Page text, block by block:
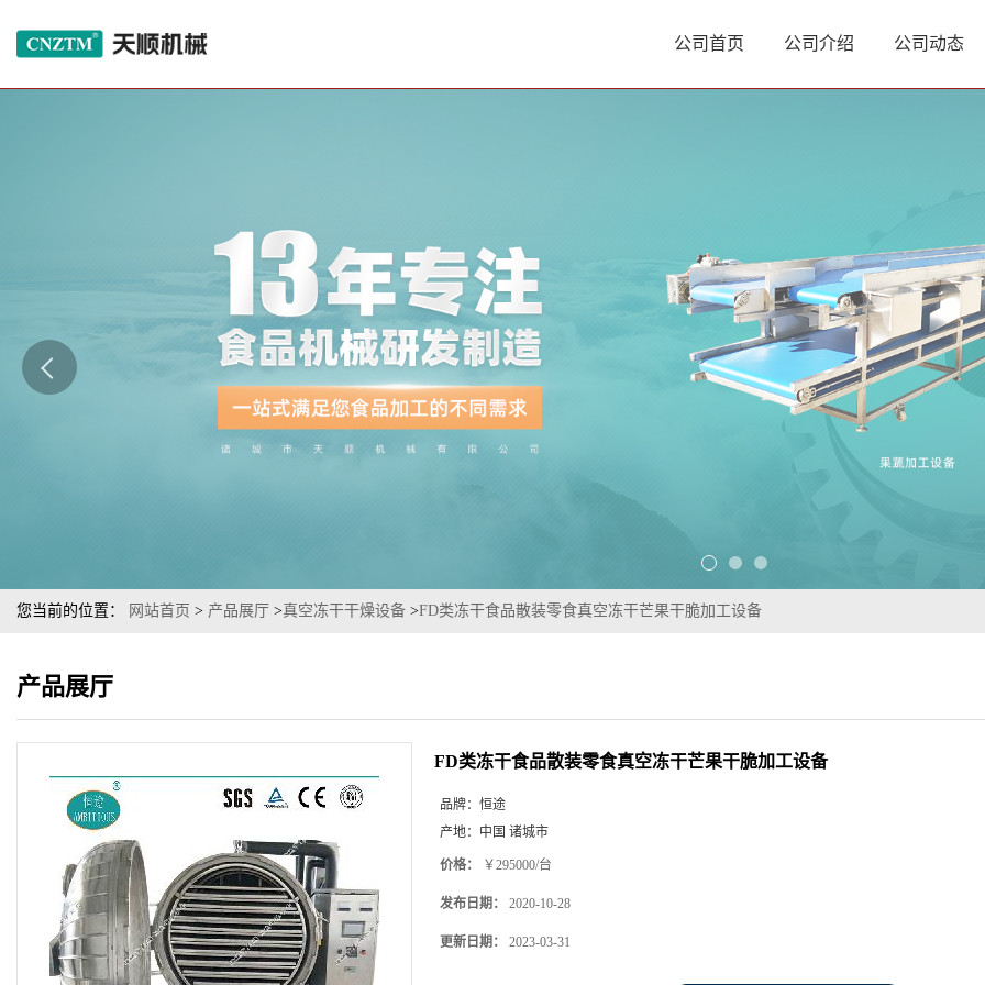
公司首页 公司介绍 公司动态
您当前的位置： 网站首页 > 产品展厅 >真空冻干干燥设备 >FD类冻干食品散装零食真空冻干芒果干脆加工设备
产品展厅
FD类冻干食品散装零食真空冻干芒果干脆加工设备
品牌： 恒途
产地： 中国 诸城市
价格： ￥295000/台
发布日期： 2020-10-28
更新日期： 2023-03-31